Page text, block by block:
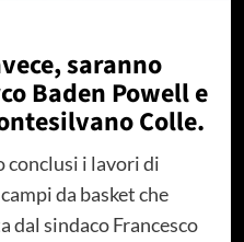
saranno
Baden Powell e
Colle.
conclusi i lavori di
da basket che
dal sindaco Francesco